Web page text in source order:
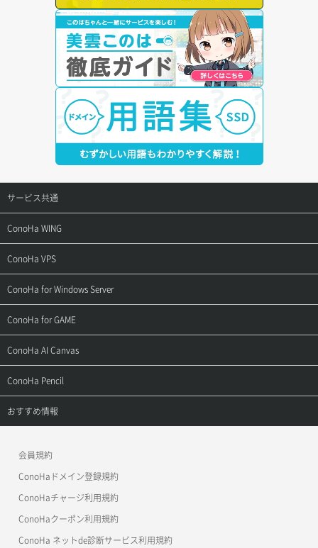
サービス共通
サポートトップ
ご契約・お支払い
用語集
お問い合わせ
ConoHa WING
サポートトップ
ご利用ガイド
お乗り換えガイド
よくある質問
ConoHa VPS
サポートトップ
ご利用ガイド
APIドキュメントVPS2.0
APIドキュメントVPS3.0
ConoHa for Windows Server
サポートトップ
ご利用ガイド
APIドキュメントVPS2.0
APIドキュメントVPS3.0
ConoHa for GAME
サポートトップ
ご利用ガイド
ConoHa AI Canvas
サポートトップ
ご利用ガイド
ConoHa Pencil
サポートトップ
おすすめ情報
美雲このは徹底ガイド
会員規約
ConoHaドメイン登録規約
ConoHaチャージ利用規約
ConoHaクーポン利用規約
ConoHa ネットde診断サービス利用規約